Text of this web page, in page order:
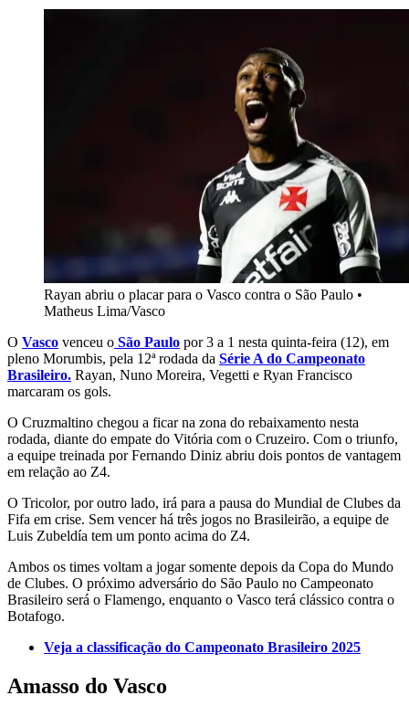
Rayan abriu o placar para o Vasco contra o São Paulo •
Matheus Lima/Vasco
O Vasco venceu o São Paulo por 3 a 1 nesta quinta-feira (12), em
pleno Morumbis, pela 12ª rodada da Série A do Campeonato
Brasileiro. Rayan, Nuno Moreira, Vegetti e Ryan Francisco
marcaram os gols.
O Cruzmaltino chegou a ficar na zona do rebaixamento nesta
rodada, diante do empate do Vitória com o Cruzeiro. Com o triunfo,
a equipe treinada por Fernando Diniz abriu dois pontos de vantagem
em relação ao Z4.
O Tricolor, por outro lado, irá para a pausa do Mundial de Clubes da
Fifa em crise. Sem vencer há três jogos no Brasileirão, a equipe de
Luis Zubeldía tem um ponto acima do Z4.
Ambos os times voltam a jogar somente depois da Copa do Mundo
de Clubes. O próximo adversário do São Paulo no Campeonato
Brasileiro será o Flamengo, enquanto o Vasco terá clássico contra o
Botafogo.
Veja a classificação do Campeonato Brasileiro 2025
Amasso do Vasco